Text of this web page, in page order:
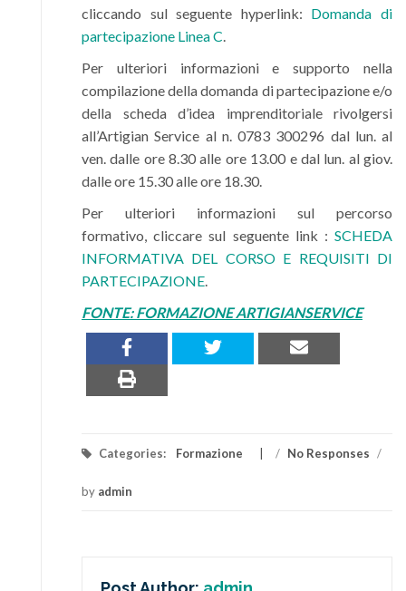
cliccando sul seguente hyperlink: Domanda di
partecipazione Linea C.
Per ulteriori informazioni e supporto nella
compilazione della domanda di partecipazione e/o
della scheda d’idea imprenditoriale rivolgersi
all’Artigian Service al n. 0783 300296 dal lun. al
ven. dalle ore 8.30 alle ore 13.00 e dal lun. al giov.
dalle ore 15.30 alle ore 18.30.
Per ulteriori informazioni sul percorso
formativo, cliccare sul seguente link : SCHEDA
INFORMATIVA DEL CORSO E REQUISITI DI
PARTECIPAZIONE.
FONTE: FORMAZIONE ARTIGIANSERVICE
Categories: Formazione / No Responses /
by admin